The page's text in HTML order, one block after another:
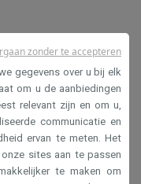
gegevens over u bij elk
om u de aanbiedingen
relevant zijn en om u,
communicatie en
ervan te meten. Het
sites aan te passen
te maken om
zonder te accepteren